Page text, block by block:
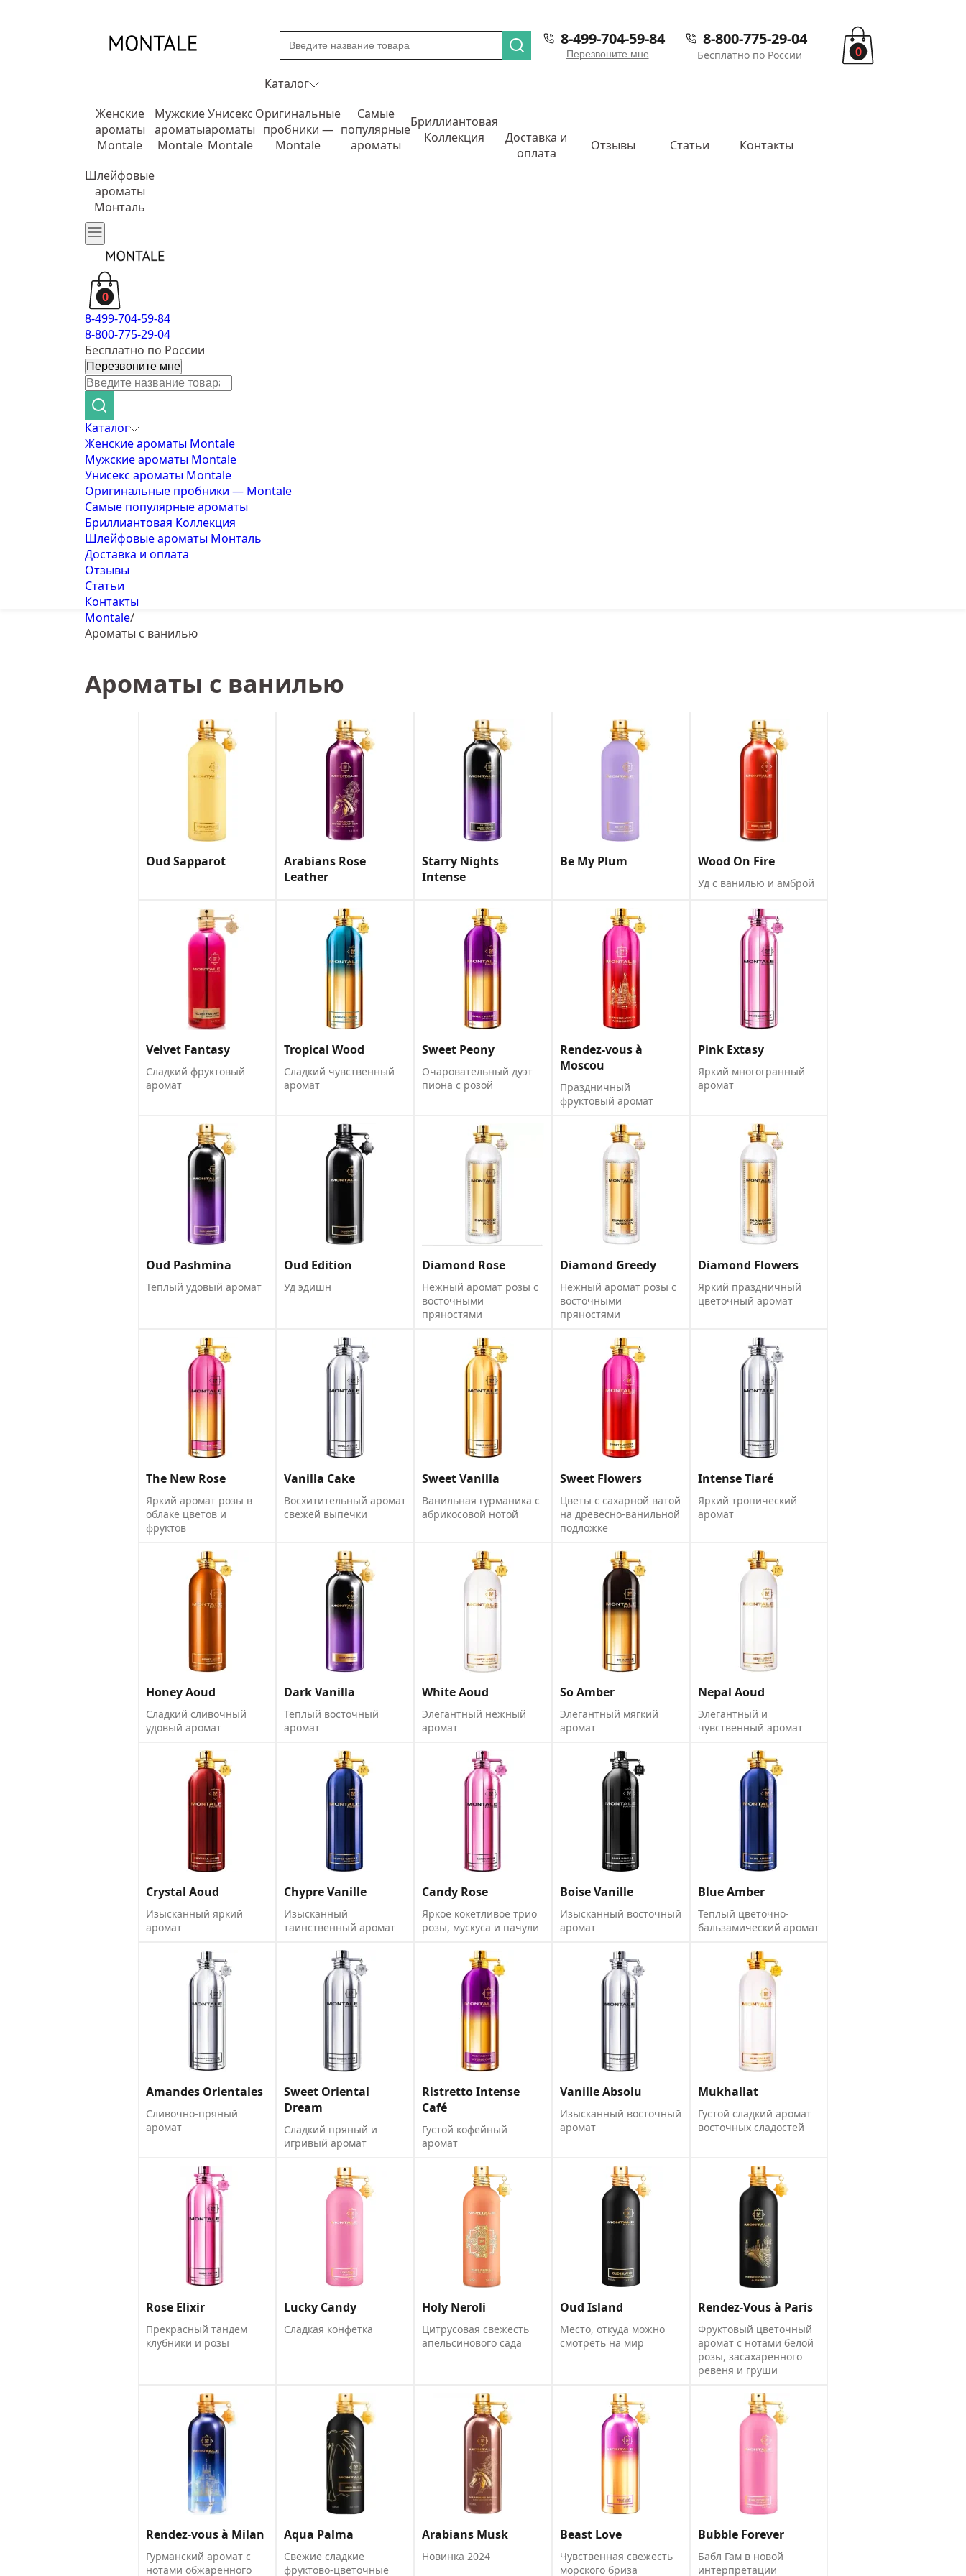
8-499-704-59-84
Перезвоните мне
8-800-775-29-04
Бесплатно по России 0
Каталог
Женские
ароматы
Montale
Мужские
ароматы
Montale
Унисекс
ароматы
Montale
Оригинальные
пробники —
Montale
Самые
популярные
ароматы
Бриллиантовая
Коллекция
Шлейфовые
ароматы
Монталь
Доставка и
оплата
Отзывы Статьи Контакты
0
8-499-704-59-84
8-800-775-29-04
Бесплатно по России
Перезвоните мне
Каталог
Женские ароматы Montale
Мужские ароматы Montale
Унисекс ароматы Montale
Оригинальные пробники — Montale
Самые популярные ароматы
Бриллиантовая Коллекция
Шлейфовые ароматы Монталь
Доставка и оплата
Отзывы
Статьи
Контакты
Montale/
Ароматы с ванилью
Ароматы с ванилью
Oud Sapparot
Arabians Rose
Leather
Starry Nights
Intense
Be My Plum Wood On Fire
Уд с ванилью и амброй
Velvet Fantasy
Сладкий фруктовый
аромат
Tropical Wood
Сладкий чувственный
аромат
Sweet Peony
Очаровательный дуэт
пиона с розой
Rendez-vous à
Moscou
Праздничный
фруктовый аромат
Pink Extasy
Яркий многогранный
аромат
Oud Pashmina
Теплый удовый аромат
Oud Edition
Уд эдишн
Diamond Rose
Нежный аромат розы с
восточными
пряностями
Diamond Greedy
Нежный аромат розы с
восточными
пряностями
Diamond Flowers
Яркий праздничный
цветочный аромат
The New Rose
Яркий аромат розы в
облаке цветов и
фруктов
Vanilla Cake
Восхитительный аромат
свежей выпечки
Sweet Vanilla
Ванильная гурманика с
абрикосовой нотой
Sweet Flowers
Цветы с сахарной ватой
на древесно-ванильной
подложке
Intense Tiaré
Яркий тропический
аромат
Honey Aoud
Сладкий сливочный
удовый аромат
Dark Vanilla
Теплый восточный
аромат
White Aoud
Элегантный нежный
аромат
So Amber
Элегантный мягкий
аромат
Nepal Aoud
Элегантный и
чувственный аромат
Crystal Aoud
Изысканный яркий
аромат
Chypre Vanille
Изысканный
таинственный аромат
Candy Rose
Яркое кокетливое трио
розы, мускуса и пачули
Boise Vanille
Изысканный восточный
аромат
Blue Amber
Теплый цветочно-
бальзамический аромат
Amandes Orientales
Сливочно-пряный
аромат
Sweet Oriental
Dream
Сладкий пряный и
игривый аромат
Ristretto Intense
Café
Густой кофейный
аромат
Vanille Absolu
Изысканный восточный
аромат
Mukhallat
Густой сладкий аромат
восточных сладостей
Rose Elixir
Прекрасный тандем
клубники и розы
Lucky Candy
Сладкая конфетка
Holy Neroli
Цитрусовая свежесть
апельсинового сада
Oud Island
Место, откуда можно
смотреть на мир
Rendez-Vous à Paris
Фруктовый цветочный
аромат с нотами белой
розы, засахаренного
ревеня и груши
Rendez-vous à Milan
Гурманский аромат с
нотами обжаренного
Aqua Palma
Свежие сладкие
фруктово-цветочные
Arabians Musk
Новинка 2024
Beast Love
Чувственная свежесть
морского бриза
Bubble Forever
Бабл Гам в новой
интерпретации